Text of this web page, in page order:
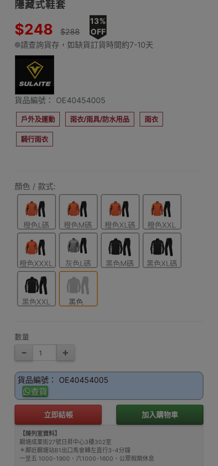
隱藏式鞋套
$248 $288
13%
OFF
請查詢貨存，如缺貨訂貨時間約7-10天
貨品編號： OE40454005
戶外及運動 雨衣/雨具/防水用品 雨衣
騎行雨衣
顏色 / 款式:
橙色L碼 橙色M碼 橙色XL碼
橙色XXL
碼
橙色XXXL
碼
灰色L碼 黑色M碼 黑色XL碼
黑色XXL
黑色
數量
貨品編號： OE40454005
查貨
立即結帳 加入購物車
【陳列室資料】
觀塘成業街27號日昇中心3樓302室
＊鄰近觀塘站B1出口馬會轉左直行3-4分鐘
一至五 1000-1900、六1000-1600、公眾假期休息